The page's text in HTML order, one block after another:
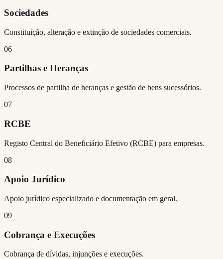
Sociedades
Constituição, alteração e extinção de sociedades comerciais.
06
Partilhas e Heranças
Processos de partilha de heranças e gestão de bens sucessórios.
07
RCBE
Registo Central do Beneficiário Efetivo (RCBE) para empresas.
08
Apoio Jurídico
Apoio jurídico especializado e documentação em geral.
09
Cobrança e Execuções
Cobrança de dívidas, injunções e execuções.